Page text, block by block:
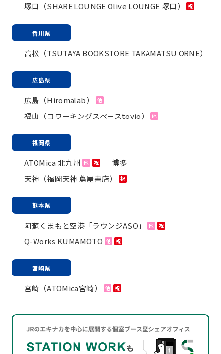
塚口（SHARE LOUNGE Olive LOUNGE 塚口）
祝
香川県
高松（TSUTAYA BOOKSTORE TAKAMATSU ORNE）
広島県
広島（Hiromalab） 他
福山（コワーキングスペースtovio） 他
福岡県
ATOMica 北九州 他 祝
博多
天神（福岡天神 蔦屋書店）
祝
熊本県
阿蘇くまもと空港「ラウンジASO」 他 祝
Q-Works KUMAMOTO 他 祝
宮崎県
宮崎（ATOMica宮崎） 他 祝